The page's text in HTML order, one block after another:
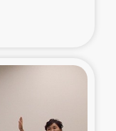
も支援